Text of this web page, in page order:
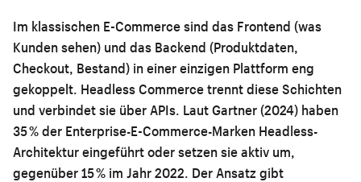
Im klassischen E-Commerce sind das Frontend (was
Kunden sehen) und das Backend (Produktdaten,
Checkout, Bestand) in einer einzigen Plattform eng
gekoppelt. Headless Commerce trennt diese Schichten
und verbindet sie über APIs. Laut Gartner (2024) haben
35 % der Enterprise-E-Commerce-Marken Headless-
Architektur eingeführt oder setzen sie aktiv um,
gegenüber 15 % im Jahr 2022. Der Ansatz gibt